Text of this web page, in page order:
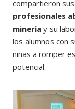
compartieron sus
profesionales
minería y su
los alumnos con
niñas a romper
potencial.